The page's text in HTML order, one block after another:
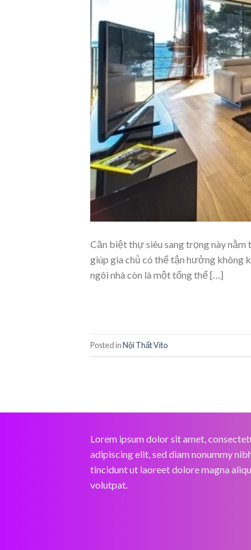
Căn biệt thự siêu sang trọng này nằm
giúp gia chủ có thể tận hưởng không
ngôi nhà còn là một tổng thể […]
Posted inNội Thất Vito
Lorem ipsum dolor sit amet,
adipiscing elit, sed diam nonummy
tincidunt ut laoreet dolore magna
volutpat.